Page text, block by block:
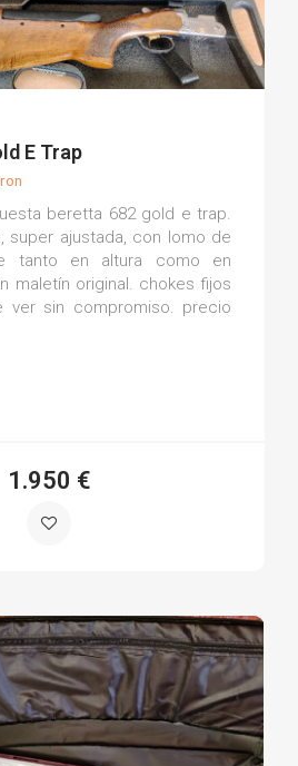
(0) E Trap
beretta 682 gold e trap.
super ajustada, con lomo de
tanto en altura como en
maletín original. chokes fijos
sin compromiso. precio
1.950 €